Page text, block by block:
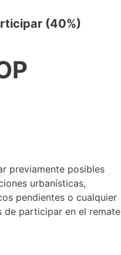
(40%)
previamente posibles
urbanísticas,
pendientes o cualquier
de participar en el remate